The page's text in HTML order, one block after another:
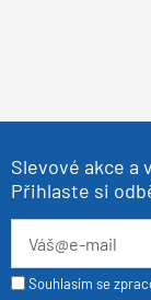
Slevové akce a
Přihlaste si
Souhlasím se